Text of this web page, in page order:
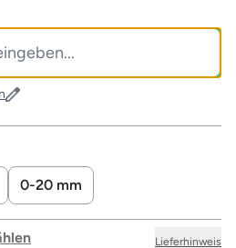
0-20 mm
Lieferhinweis